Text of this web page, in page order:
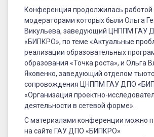
Конференция продолжилась работой
модераторами которых были Ольга
Викульева, заведующий ЦНППМ ГАУ
«БИПКРО», по теме «Актуальные
реализации образовательных
образования «Точка роста», и Ольга
Яковенко, заведующий отделом
сопровождения ЦНППМ ГАУ ДПО
«Организация проектно-
деятельности в сетевой форме».
С материалами конференции можно
на сайте ГАУ ДПО «БИПКРО»